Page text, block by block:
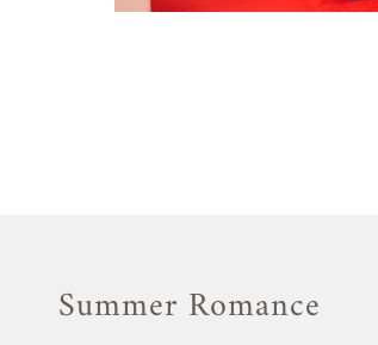
Summer Romance